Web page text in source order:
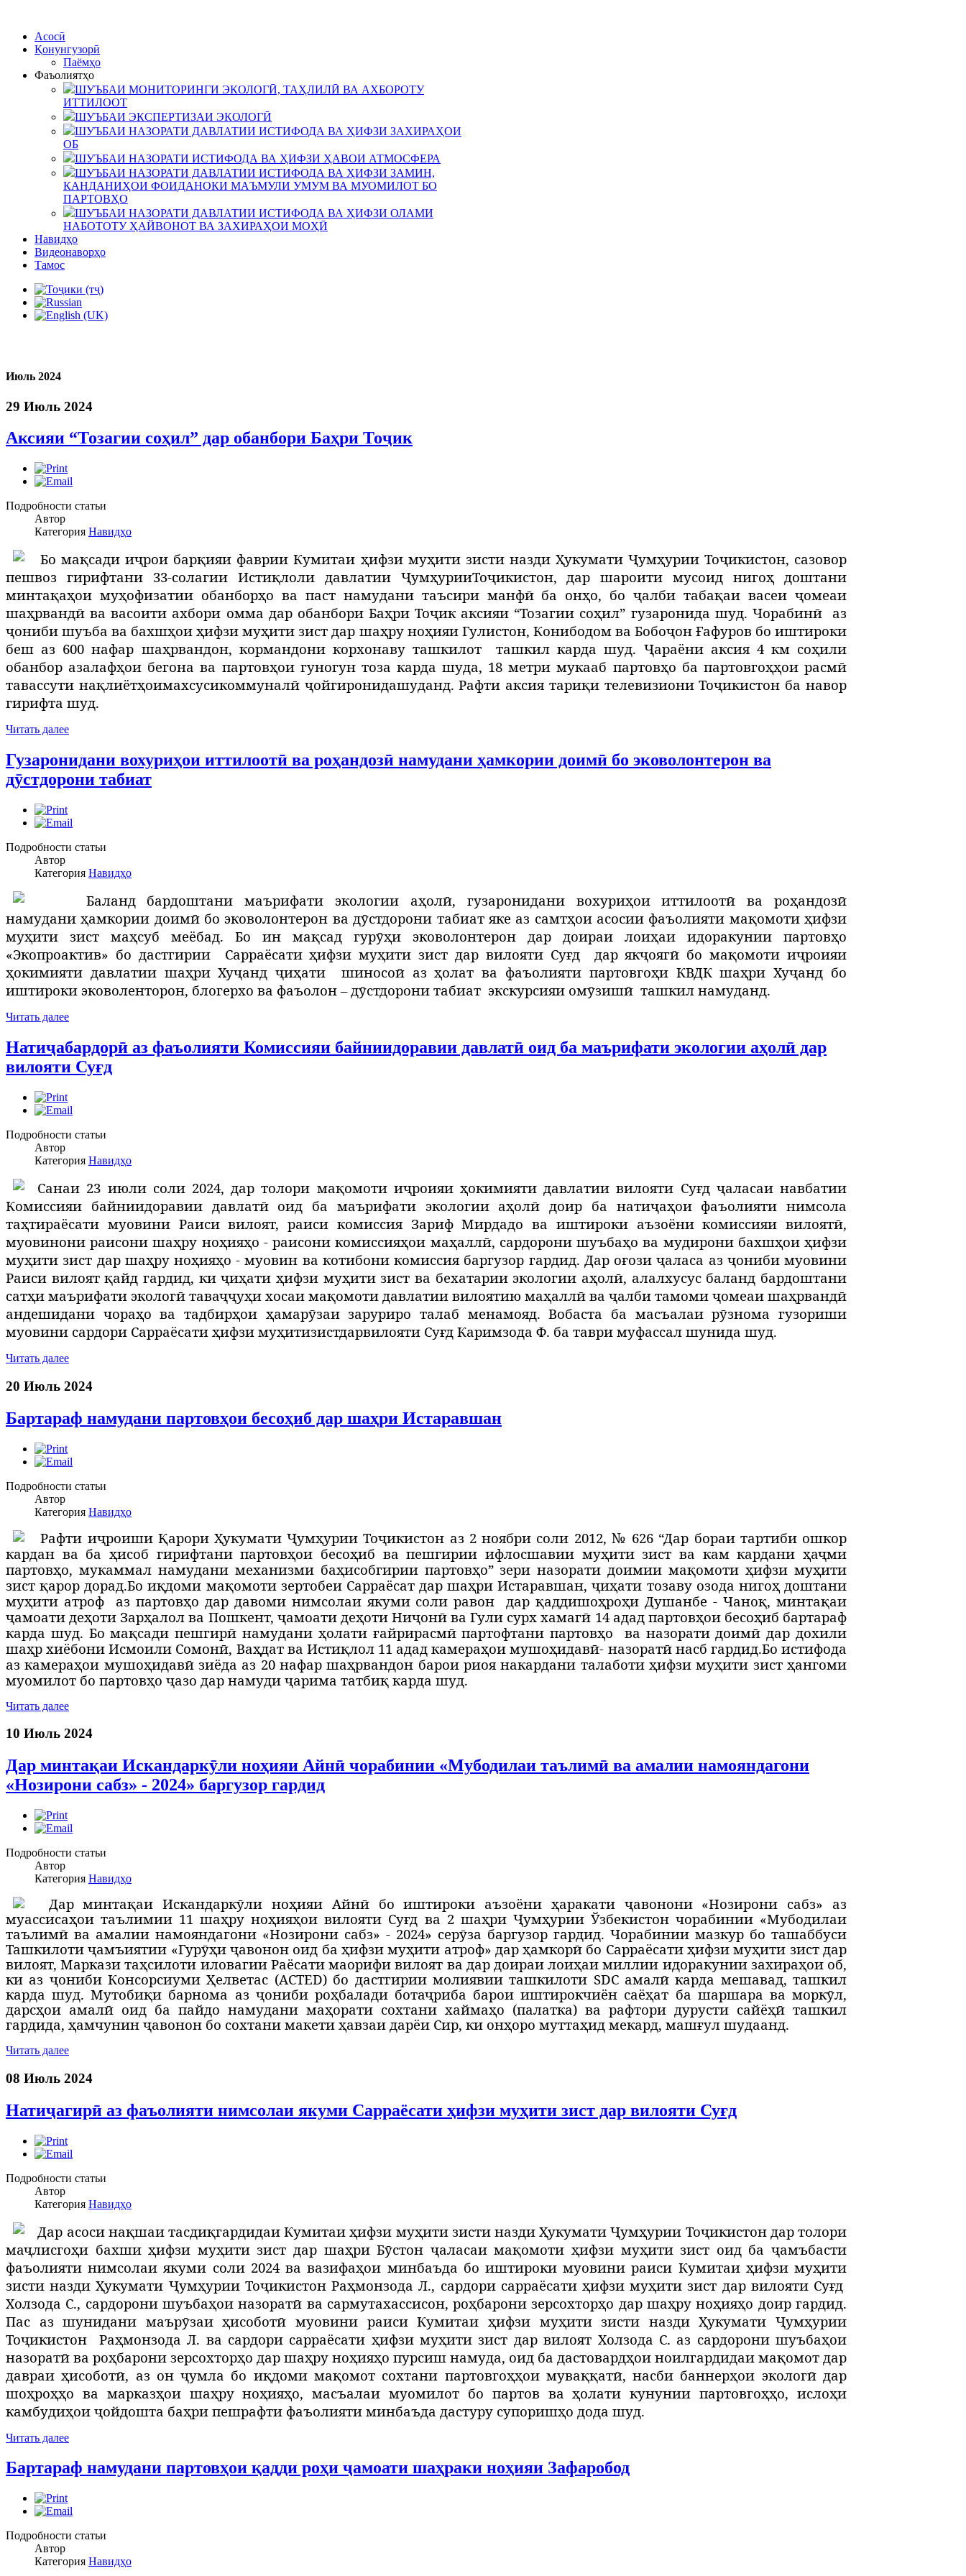
Асосӣ
Қонунгузорӣ
Паёмҳо
Фаъолиятҳо
ШУЪБАИ МОНИТОРИНГИ ЭКОЛОГӢ, ТАҲЛИЛӢ ВА АХБОРОТУ
ИТТИЛООТ
ШУЪБАИ ЭКСПЕРТИЗАИ ЭКОЛОГӢ
ШУЪБАИ НАЗОРАТИ ДАВЛАТИИ ИСТИФОДА ВА ҲИФЗИ ЗАХИРАҲОИ
ОБ
ШУЪБАИ НАЗОРАТИ ИСТИФОДА ВА ҲИФЗИ ҲАВОИ АТМОСФЕРА
ШУЪБАИ НАЗОРАТИ ДАВЛАТИИ ИСТИФОДА ВА ҲИФЗИ ЗАМИН,
КАНДАНИҲОИ ФОИДАНОКИ МАЪМУЛИ УМУМ ВА МУОМИЛОТ БО
ПАРТОВҲО
ШУЪБАИ НАЗОРАТИ ДАВЛАТИИ ИСТИФОДА ВА ҲИФЗИ ОЛАМИ
НАБОТОТУ ҲАЙВОНОТ ВА ЗАХИРАҲОИ МОҲӢ
Навидҳо
Видеонаворҳо
Тамос
Июль 2024
29 Июль 2024
Аксияи “Тозагии соҳил” дар обанбори Баҳри Тоҷик
Подробности статьи
Автор
Категория Навидҳо
Бо мақсади иҷрои барқияи фаврии Кумитаи ҳифзи муҳити зисти назди Ҳукумати Ҷумҳурии Тоҷикистон, сазовор
пешвоз гирифтани 33-солагии Истиқлолидавлатии ҶумҳурииТоҷикистон, дар шароити мусоид нигоҳ доштани
минтақаҳои муҳофизатии обанборҳо ва паст намудани таъсири манфӣ ба онҳо, бо ҷалби табақаи васеи ҷомеаи
шаҳрвандӣ ва васоити ахбори омма дар обанбори Баҳри Тоҷик аксияи “Тозагии соҳил” гузаронида шуд. Чорабинӣ аз
ҷониби шуъба ва бахшҳои ҳифзи муҳити зист дар шаҳру ноҳияи Гулистон, Конибодом ва Бобоҷон Ғафуров бо иштироки
беш аз 600 нафар шаҳрвандон, кормандони корхонаву ташкилот
ташкил карда шуд. Ҷараёниаксия 4 км соҳили
обанбор азалафҳои бегона ва партовҳои гуногун тоза карда шуда, 18 метри мукааб партовҳо ба партовгоҳҳои расмӣ
тавассути нақлиётҳоимахсусикоммуналӣ ҷойгиронидашуданд. Рафти аксия тариқи телевизиони Тоҷикистон ба навор
гирифта шуд.
Читать далее
Гузаронидани вохуриҳои иттилоотӣ ва роҳандозӣ намудани ҳамкории доимӣ бо эковолонтерон ва
дӯстдорони табиат
Подробности статьи
Автор
Категория Навидҳо
Баланд бардоштани маърифати экологии аҳолӣ, гузаронидани вохуриҳои иттилоотӣ ва роҳандозӣ
намудани ҳамкории доимӣ бо эковолонтерон ва дӯстдорони табиат яке аз самтҳои асосии фаъолияти мақомоти ҳифзи
муҳити зист маҳсуб меёбад. Бо ин мақсад гурӯҳи эковолонтерон дар доираи лоиҳаи идоракунии партовҳо
«Экопроактив» бо дастгирии
Сарраёсати ҳифзи муҳити зист дар вилояти Суғд
дар якҷоягӣ бо мақомоти иҷроияи
ҳокимияти давлатии шаҳри Хуҷанд ҷиҳати
шиносоӣ аз ҳолат ва фаъолияти партовгоҳи КВДК шаҳри Хуҷанд бо
иштироки эковоленторон, блогерхо ва фаъолон – дӯстдорони табиат экскурсияи омӯзишӣ ташкил намуданд.
Читать далее
Натиҷабардорӣ аз фаъолияти Комиссияи байниидоравии давлатӣ оид ба маърифати экологии аҳолӣ дар
вилояти Суғд
Подробности статьи
Автор
Категория Навидҳо
Санаи 23 июли соли 2024, дар толори мақомоти иҷроияи ҳокимияти давлатии вилояти Суғд ҷаласаи навбатии
Комиссияи байниидоравии давлатӣ оид ба маърифати экологии аҳолӣ доир ба натиҷаҳои фаъолияти нимсола
таҳтираёсати муовини Раиси вилоят, раиси комиссия Зариф Мирдадо ва иштироки аъзоёни комиссияи вилоятӣ,
муовинони раисони шаҳру ноҳияҳо - раисони комиссияҳои маҳаллӣ, сардорони шуъбаҳова мудирони бахшҳоиҳифзи
муҳитизист дар шаҳру ноҳияҳо - муовин ва котибони комиссия баргузор гардид. Дар оғози ҷаласа аз ҷониби муовини
Раиси вилоят қайд гардид, ки ҷиҳати ҳифзи муҳити зист ва бехатарии экологии аҳолӣ, алалхусус баланд бардоштани
сатҳи маърифати экологӣ таваҷҷуҳи хосаи мақомоти давлатии вилоятию маҳаллӣ ва ҷалби тамоми ҷомеаи шаҳрвандӣ
андешидани чораҳо ва тадбирҳои ҳамарӯзаи заруриро талаб менамояд. Вобаста ба масъалаи рӯзнома гузориши
муовини сардори Сарраёсати ҳифзи муҳитизистдарвилояти Суғд Каримзода Ф. ба таври муфассал шунида шуд.
Читать далее
20 Июль 2024
Бартараф намудани партовҳои бесоҳиб дар шаҳри Истаравшан
Подробности статьи
Автор
Категория Навидҳо
Рафти иҷроиши Қарори Ҳукумати Ҷумҳурии Тоҷикистон аз 2 ноябри соли 2012, № 626 “Дар бораи тартиби ошкор
кардан ва ба ҳисоб гирифтани партовҳои бесоҳиб ва пешгирии ифлосшавии муҳити зист ва кам кардани ҳаҷми
партовҳо, мукаммал намудани механизми баҳисобгирии партовҳо” зери назорати доимии мақомоти ҳифзи муҳити
зист қарор дорад.Бо иқдоми мақомоти зертобеи Сарраёсат дар шаҳри Истаравшан,ҷиҳати тозаву озода нигоҳ доштани
муҳити атроф
аз партовҳо дар давоми нимсолаи якуми соли равон дар қаддишоҳроҳи Душанбе - Чаноқ, минтақаи
ҷамоати деҳоти Зарҳалол ва Пошкент, ҷамоати деҳоти Ниҷонӣ ва Гули сурх хамагӣ 14 адад партовҳои бесоҳиб бартараф
карда шуд. Бо мақсади пешгирӣ намудани ҳолати ғайрирасмӣ партофтани партовҳо
ва назорати доимӣ дар дохили
шаҳр хиёбони Исмоили Сомонӣ, Ваҳдат ва Истиқлол 11 адад камераҳои мушоҳидавӣ- назоратӣ насб гардид.Бо истифода
аз камераҳои мушоҳидавӣ зиёда аз 20 нафар шаҳрвандон барои риоя накардани талаботи ҳифзи муҳити зист ҳангоми
муомилот бо партовҳо ҷазо дар намуди ҷарима татбиқ карда шуд.
Читать далее
10 Июль 2024
Дар минтақаи Искандаркӯли ноҳияи Айнӣ чорабинии «Мубодилаи таълимӣ ва амалии намояндагони
«Нозирони сабз» - 2024» баргузор гардид
Подробности статьи
Автор
Категория Навидҳо
Дар минтақаи Искандаркӯли ноҳияи Айнӣ бо иштироки аъзоёни ҳаракати ҷавонони «Нозирони сабз» аз
муассисаҳои таълимии 11 шаҳру ноҳияҳои вилояти Суғд ва 2 шаҳри Ҷумҳурии Ўзбекистон чорабинии «Мубодилаи
таълимӣ ва амалии намояндагони «Нозирони сабз» - 2024» серӯза баргузор гардид. Чорабинии мазкур бо ташаббуси
Ташкилоти ҷамъиятии «Гурӯҳи ҷавонон оид ба ҳифзи муҳити атроф» дар ҳамкорӣ бо Сарраёсати ҳифзи муҳити зист дар
вилоят, Маркази таҳсилоти иловагии Раёсати маорифи вилоят ва дар доираи лоиҳаи миллии идоракунии захираҳои об,
ки аз ҷониби Консорсиуми Ҳелветас (ACTED) бо дастгирии молиявии ташкилоти SDC амалӣ карда мешавад, ташкил
карда шуд. Мутобиқи барнома аз ҷониби роҳбалади ботаҷриба барои иштирокчиён саёҳат ба шаршара ва моркӯл,
дарсҳои амалӣ оид ба пайдо намудани маҳорати сохтани хаймаҳо (палатка) ва рафтори дурусти сайёҳӣ ташкил
гардида, ҳамчунин ҷавонон бо сохтани макети ҳавзаи дарёи Сир, ки онҳоро муттаҳид мекард, машғул шудаанд.
Читать далее
08 Июль 2024
Натиҷагирӣ аз фаъолияти нимсолаи якуми Сарраёсати ҳифзи муҳити зист дар вилояти Суғд
Подробности статьи
Автор
Категория Навидҳо
Дар асоси нақшаи тасдиқгардидаи Кумитаи ҳифзи муҳити зисти назди Ҳукумати Ҷумҳурии Тоҷикистон дар толори
маҷлисгоҳи бахши ҳифзи муҳити зист дар шаҳри Бӯстон ҷаласаи мақомоти ҳифзи муҳити зист оид ба ҷамъбасти
фаъолияти нимсолаи якуми соли 2024 ва вазифаҳои минбаъда бо иштироки муовини раиси Кумитаи ҳифзи муҳити
зисти назди Ҳукумати Ҷумҳурии Тоҷикистон Раҳмонзода Л., сардори сарраёсати ҳифзи муҳити зист дар вилояти Суғд
Холзода С., сардорони шуъбаҳои назоратӣ ва сармутахассисон, роҳбарони зерсохторҳо дар шаҳру ноҳияҳо доир гардид.
Пас аз шунидани маърӯзаи ҳисоботӣ муовини раиси Кумитаи ҳифзи муҳити зисти назди Ҳукумати Ҷумҳурии
Тоҷикистон
Раҳмонзода Л. ва сардори сарраёсати ҳифзи муҳити зист дар вилоят Холзода С. аз сардорони шуъбаҳои
назоратӣ ва роҳбарони зерсохторҳо дар шаҳру ноҳияҳо пурсиш намуда, оид ба дастовардҳои ноилгардидаи мақомот дар
давраи ҳисоботӣ, аз он ҷумла бо иқдоми мақомот сохтани партовгоҳҳои муваққатӣ, насби баннерҳои экологӣ дар
шоҳроҳҳо ва марказҳои шаҳру ноҳияҳо, масъалаи муомилот бо партов ва ҳолати кунунии партовгоҳҳо, ислоҳи
камбудиҳои ҷойдошта баҳри пешрафти фаъолияти минбаъда дастуру супоришҳо дода шуд.
Читать далее
Бартараф намудани партовҳои қадди роҳи ҷамоати шаҳраки ноҳияи Зафаробод
Подробности статьи
Автор
Категория Навидҳо